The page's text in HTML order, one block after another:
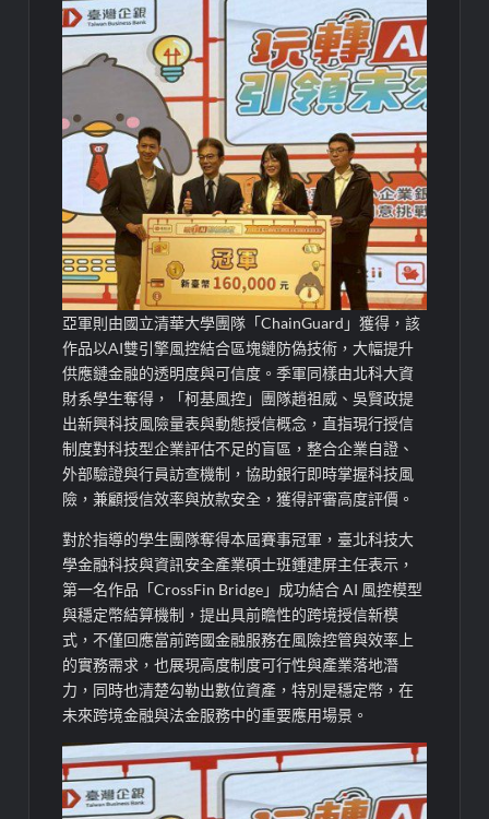
亞軍則由國立清華大學團隊「ChainGuard」獲得，該
作品以AI雙引擎風控結合區塊鏈防偽技術，大幅提升
供應鏈金融的透明度與可信度。季軍同樣由北科大資
財系學生奪得，「柯基風控」團隊趙祖威、吳賢政提
出新興科技風險量表與動態授信概念，直指現行授信
制度對科技型企業評估不足的盲區，整合企業自證、
外部驗證與行員訪查機制，協助銀行即時掌握科技風
險，兼顧授信效率與放款安全，獲得評審高度評價。
對於指導的學生團隊奪得本屆賽事冠軍，臺北科技大
學金融科技與資訊安全產業碩士班鍾建屏主任表示，
第一名作品「CrossFin Bridge」成功結合 AI 風控模型
與穩定幣結算機制，提出具前瞻性的跨境授信新模
式，不僅回應當前跨國金融服務在風險控管與效率上
的實務需求，也展現高度制度可行性與產業落地潛
力，同時也清楚勾勒出數位資產，特別是穩定幣，在
未來跨境金融與法金服務中的重要應用場景。